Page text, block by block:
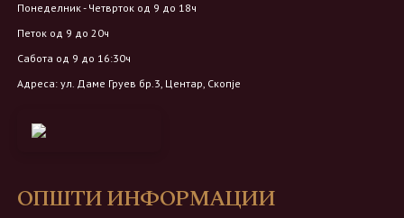
Понеделник - Четврток од 9 до 18ч
Петок од 9 до 20ч
Сабота од 9 до 16:30ч
Адреса: ул. Даме Груев бр.3, Центар, Скопје
ОПШТИ ИНФОРМАЦИИ